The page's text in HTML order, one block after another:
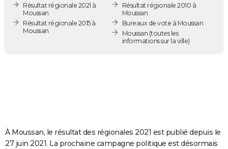
Destinations
City break
Voyage nature
Voyage de noces
Forum
PHOTO
GUIDES D'ACHAT
COPAINS D'AVANT
Résultat régionale 2021 à
Moussan
Résultat régionale 2015 à
Moussan
Résultat régionale 2010 à
Moussan
Bureaux de vote à Moussan
Moussan (toutes les
informations sur la ville)
À Moussan, le résultat des régionales 2021 est publié depuis le
27 juin 2021. La prochaine campagne politique est désormais